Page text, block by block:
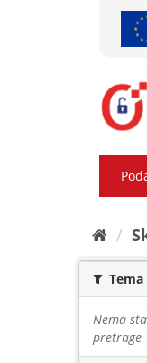
Tema
Nema
pretrage